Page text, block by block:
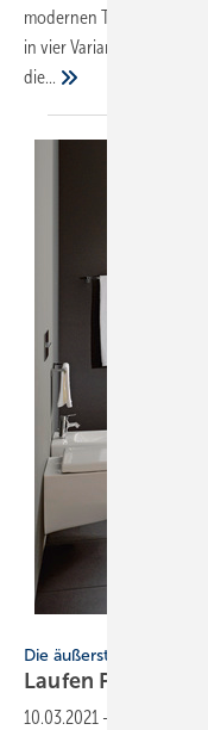
modernen Touch. Die
in vier Varianten
die...
Die äußerst breit
Laufen Pro
10.03.2021 -